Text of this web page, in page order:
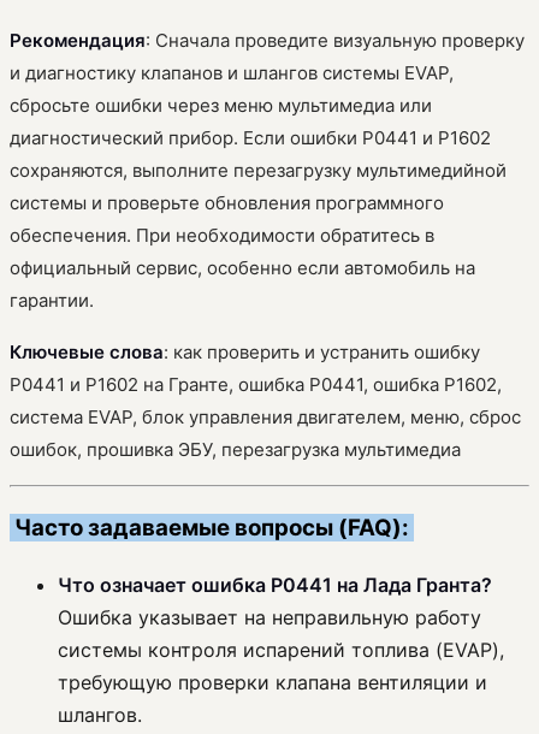
Рекомендация: Сначала проведите визуальную проверку
и диагностику клапанов и шлангов системы EVAP,
сбросьте ошибки через меню мультимедиа или
диагностический прибор. Если ошибки P0441 и P1602
сохраняются, выполните перезагрузку мультимедийной
системы и проверьте обновления программного
обеспечения. При необходимости обратитесь в
официальный сервис, особенно если автомобиль на
гарантии.
Ключевые слова: как проверить и устранить ошибку
P0441 и P1602 на Гранте, ошибка P0441, ошибка P1602,
система EVAP, блок управления двигателем, меню, сброс
ошибок, прошивка ЭБУ, перезагрузка мультимедиа
Часто задаваемые вопросы (FAQ):
Что означает ошибка P0441 на Лада Гранта?
Ошибка указывает на неправильную работу
системы контроля испарений топлива (EVAP),
требующую проверки клапана вентиляции и
шлангов.